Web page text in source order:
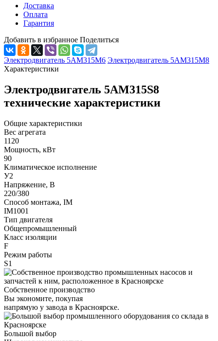
Доставка
Оплата
Гарантия
Добавить в избранное Поделиться
Электродвигатель 5АМ315М6 Электродвигатель 5АМ315М8
Характеристики
Электродвигатель 5АМ315S8
технические характеристики
Общие характеристики
Вес агрегата
1120
Мощность, кВт
90
Климатическое исполнение
У2
Напряжение, В
220/380
Способ монтажа, IM
IM1001
Тип двигателя
Общепромышленный
Класс изоляции
F
Режим работы
S1
Собственное производство
Вы экономите, покупая
напрямую у завода в Красноярске.
Большой выбор